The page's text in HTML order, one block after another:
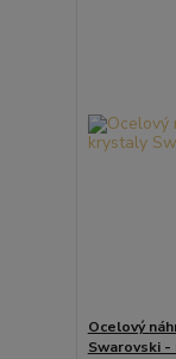
Ocelový
Swarovski